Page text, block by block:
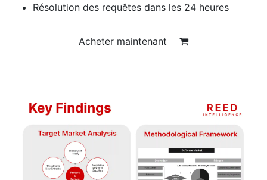
Résolution des requêtes dans les 24 heures
Acheter maintenant